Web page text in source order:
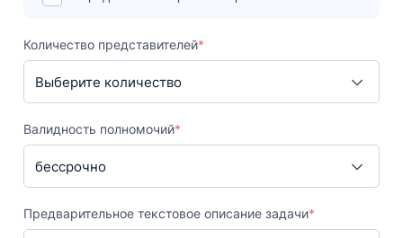
Количество представителей*
Валидность полномочий*
Предварительное текстовое описание задачи*